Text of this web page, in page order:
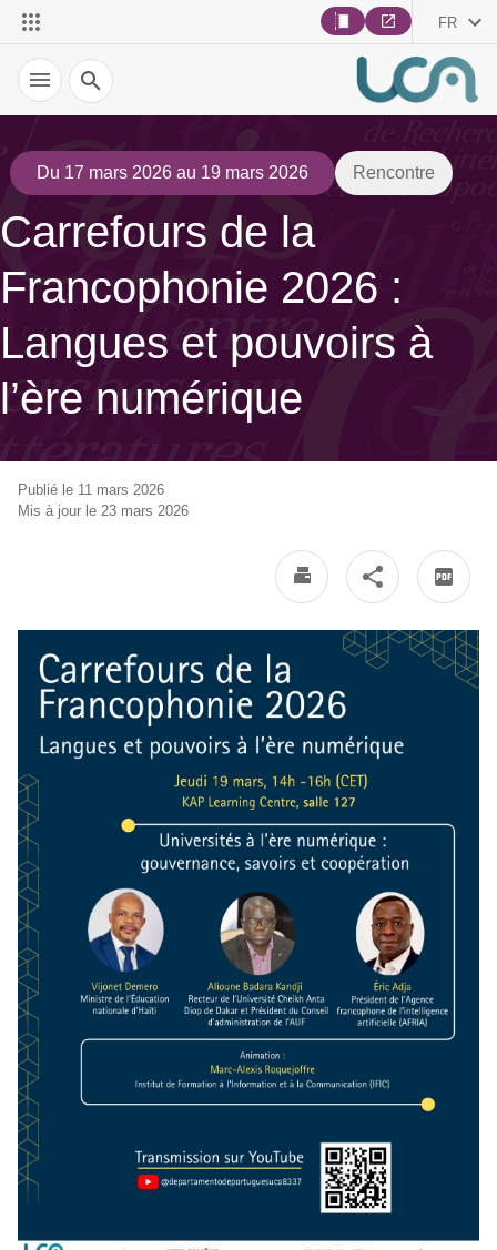
FR
Recherche
Du 17 mars 2026 au 19 mars 2026 Rencontre
Carrefours de la
Francophonie 2026 :
Langues et pouvoirs à
l’ère numérique
Publié le 11 mars 2026
Mis à jour le 23 mars 2026